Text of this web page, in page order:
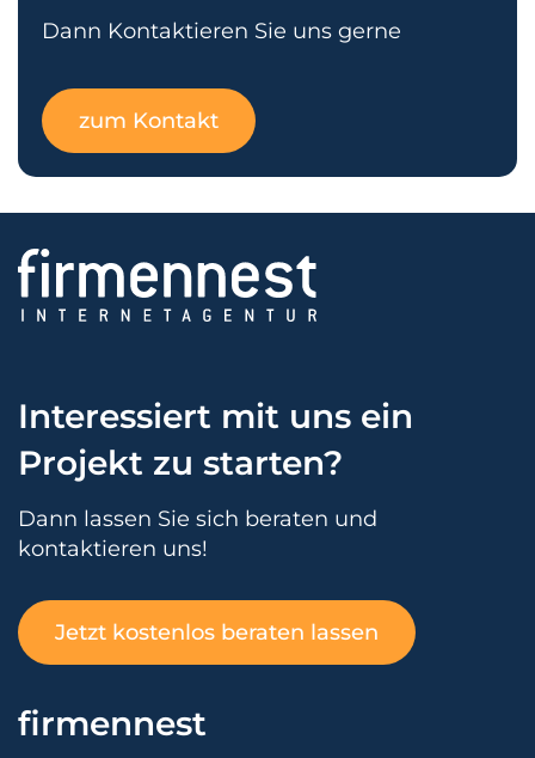
Dann Kontaktieren Sie uns gerne
zum Kontakt
Interessiert mit uns ein
Projekt zu starten?
Dann lassen Sie sich beraten und
kontaktieren uns!
Jetzt kostenlos beraten lassen
firmennest